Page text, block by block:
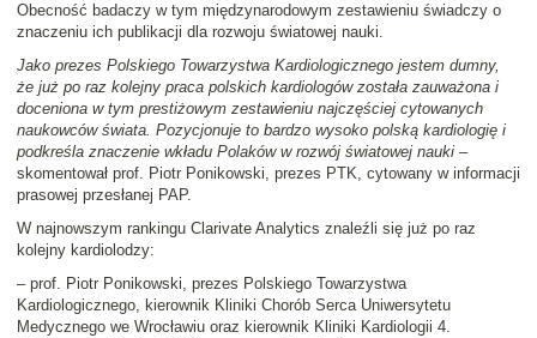
Obecność badaczy w tym międzynarodowym zestawieniu świadczy o
znaczeniu ich publikacji dla rozwoju światowej nauki.
Jako prezes Polskiego Towarzystwa Kardiologicznego jestem dumny,
że już po raz kolejny praca polskich kardiologów została zauważona i
doceniona w tym prestiżowym zestawieniu najczęściej cytowanych
naukowców świata. Pozycjonuje to bardzo wysoko polską kardiologię i
podkreśla znaczenie wkładu Polaków w rozwój światowej nauki –
skomentował prof. Piotr Ponikowski, prezes PTK, cytowany w informacji
prasowej przesłanej PAP.
W najnowszym rankingu Clarivate Analytics znaleźli się już po raz
kolejny kardiolodzy:
– prof. Piotr Ponikowski, prezes Polskiego Towarzystwa
Kardiologicznego, kierownik Kliniki Chorób Serca Uniwersytetu
Medycznego we Wrocławiu oraz kierownik Kliniki Kardiologii 4.